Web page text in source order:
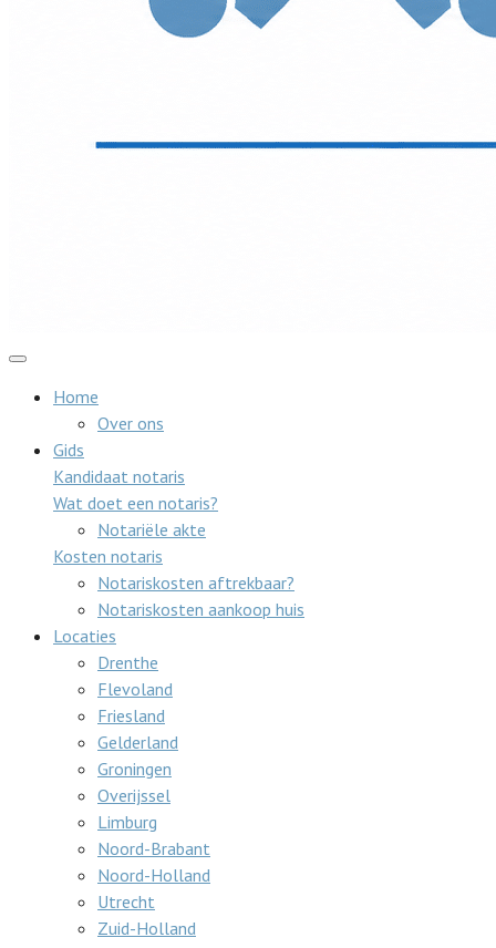
Home
Over ons
Gids
Kandidaat notaris
Wat doet een notaris?
Notariële akte
Kosten notaris
Notariskosten aftrekbaar?
Notariskosten aankoop huis
Locaties
Drenthe
Flevoland
Friesland
Gelderland
Groningen
Overijssel
Limburg
Noord-Brabant
Noord-Holland
Utrecht
Zuid-Holland